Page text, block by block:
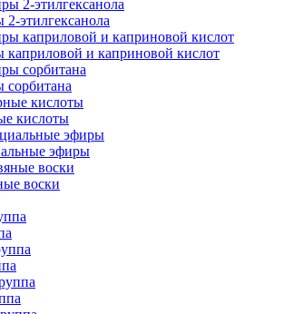
этилгексанола
и каприновой кислот
кислоты
эфиры
воски